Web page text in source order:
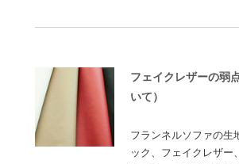
フェイクレザーの弱
いて）
フランネルソファの生
ック、フェイクレザー